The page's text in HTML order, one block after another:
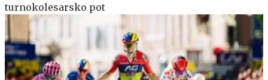
turnokolesarsko pot